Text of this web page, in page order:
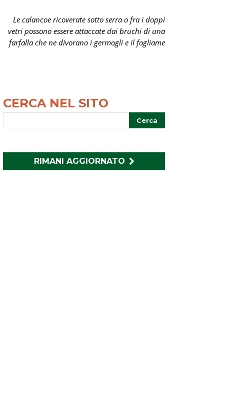
Le calancoe ricoverate sotto serra o fra i doppi
vetri possono essere attaccate dai bruchi di una
farfalla che ne divorano i germogli e il fogliame
CERCA NEL SITO
RIMANI AGGIORNATO